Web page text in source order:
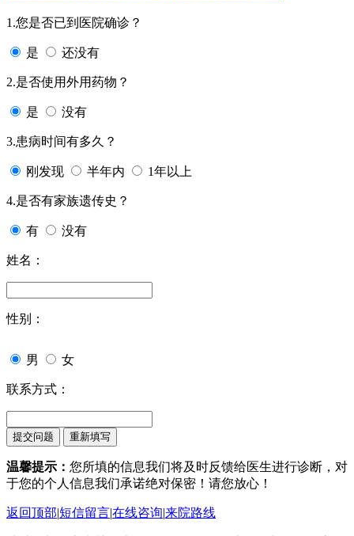
1.您是否已到医院确诊？
是 还没有
2.是否使用外用药物？
是 没有
3.患病时间有多久？
刚发现 半年内 1年以上
4.是否有家族遗传史？
有 没有
姓名：
性别：
男 女
联系方式：
温馨提示： 您所填的信息我们将及时反馈给医生进行诊断，对
于您的个人信息我们承诺绝对保密！请您放心！
返回顶部|短信留言|在线咨询|来院路线